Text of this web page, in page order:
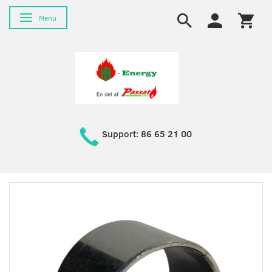
Skifte navigation
Menu
Support: 86 65 21 00